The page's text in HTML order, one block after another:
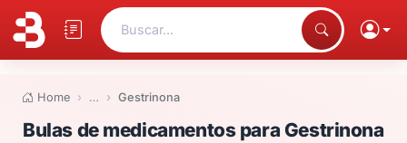
Buscar...
Home … Gestrinona
Bulas de medicamentos para
Bulas de medicamentos para Gestrinona